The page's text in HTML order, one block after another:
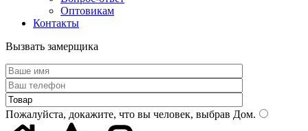
Оптовикам
Контакты
Вызвать замерщика
Пожалуйста, докажите, что вы человек, выбрав Дом.